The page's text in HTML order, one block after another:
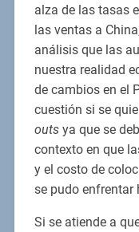
alza de las tasas
las ventas a
análisis que las
nuestra realidad
de cambios en el
cuestión si se
outsya que se
contexto en que
y el costo de
se pudo enfrentar
Si se atiende a